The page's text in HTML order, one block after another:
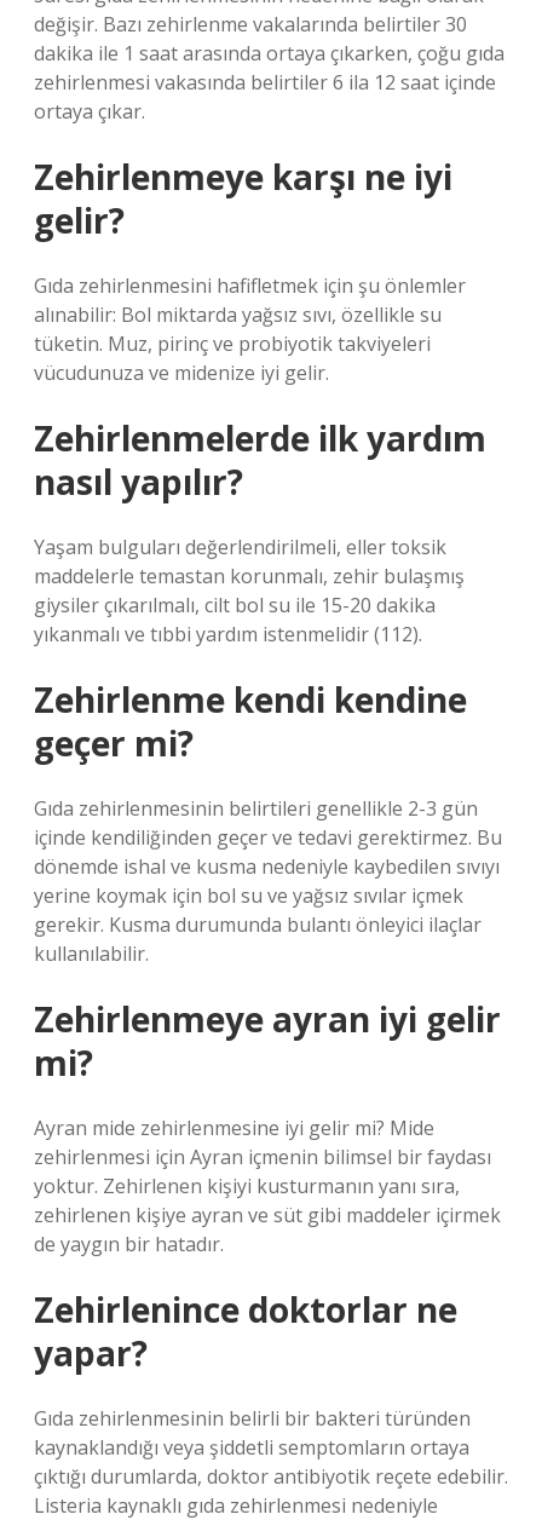
değişir. Bazı zehirlenme vakalarında belirtiler 30
dakika ile 1 saat arasında ortaya çıkarken, çoğu gıda
zehirlenmesi vakasında belirtiler 6 ila 12 saat içinde
ortaya çıkar.
Zehirlenmeye karşı ne iyi
gelir?
Gıda zehirlenmesini hafifletmek için şu önlemler
alınabilir: Bol miktarda yağsız sıvı, özellikle su
tüketin. Muz, pirinç ve probiyotik takviyeleri
vücudunuza ve midenize iyi gelir.
Zehirlenmelerde ilk yardım
nasıl yapılır?
Yaşam bulguları değerlendirilmeli, eller toksik
maddelerle temastan korunmalı, zehir bulaşmış
giysiler çıkarılmalı, cilt bol su ile 15-20 dakika
yıkanmalı ve tıbbi yardım istenmelidir (112).
Zehirlenme kendi kendine
geçer mi?
Gıda zehirlenmesinin belirtileri genellikle 2-3 gün
içinde kendiliğinden geçer ve tedavi gerektirmez. Bu
dönemde ishal ve kusma nedeniyle kaybedilen sıvıyı
yerine koymak için bol su ve yağsız sıvılar içmek
gerekir. Kusma durumunda bulantı önleyici ilaçlar
kullanılabilir.
Zehirlenmeye ayran iyi gelir
mi?
Ayran mide zehirlenmesine iyi gelir mi? Mide
zehirlenmesi için Ayran içmenin bilimsel bir faydası
yoktur. Zehirlenen kişiyi kusturmanın yanı sıra,
zehirlenen kişiye ayran ve süt gibi maddeler içirmek
de yaygın bir hatadır.
Zehirlenince doktorlar ne
yapar?
Gıda zehirlenmesinin belirli bir bakteri türünden
kaynaklandığı veya şiddetli semptomların ortaya
çıktığı durumlarda, doktor antibiyotik reçete edebilir.
Listeria kaynaklı gıda zehirlenmesi nedeniyle